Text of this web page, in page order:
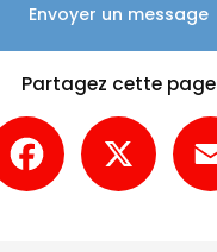
Envoyer un message
Partagez cette page
Facebook